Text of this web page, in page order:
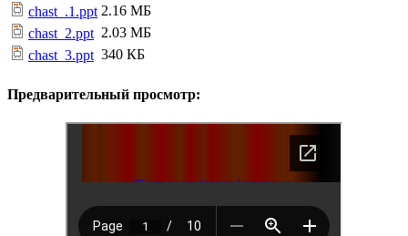
chast_.1.ppt 2.16 МБ
chast_2.ppt 2.03 МБ
chast_3.ppt 340 КБ
Предварительный просмотр: